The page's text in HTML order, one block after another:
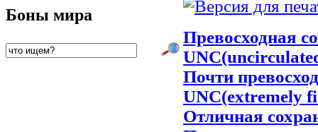
Боны мира
Превосходная
Почти
UNC(extremely
Отличная